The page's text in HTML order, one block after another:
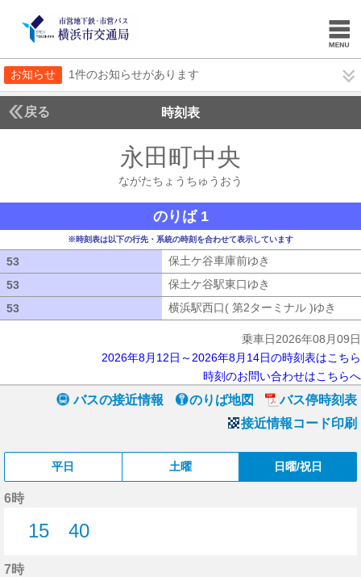
お知らせ 1件のお知らせがあります
戻る 時刻表
永田町中央
ながたちょうちゅうおう
のりば 1
※時刻表は以下の行先・系統の時刻を合わせて表示しています
53 保土ケ谷車庫前ゆき
53
保土ケ谷駅東口ゆき
53
横浜駅西口( 第2ターミナル )ゆき
乗車日2026年08月09日
2026年8月12日～2026年8月14日の時刻表はこちら
時刻のお問い合わせはこちらへ
バスの接近情報 のりば地図
バス停時刻表
接近情報コード印刷
平日 土曜 日曜/祝日
6時
15
40
7時